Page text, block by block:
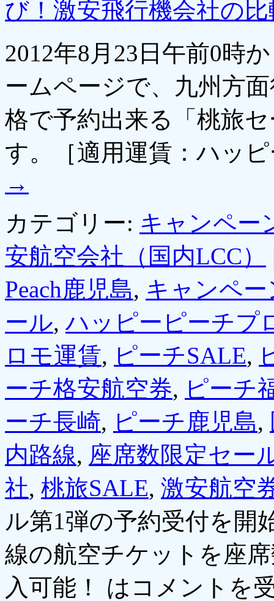
び！激安飛行機会社の
2012年8月23日午前0時
ームページで、九州方
格で予約出来る「桃旅
す。［適用運賃：ハッ
→
カテゴリー: キャンペー
安航空会社（国内LCC）
Peach鹿児島, キャンペー
ール,ハッピーピーチプ
ロモ運賃, ピーチSALE,
ーチ格安航空券, ピーチ
ーチ長崎, ピーチ鹿児島,
内路線, 座席数限定セー
社, 桃旅SALE, 激安航空
ル第1弾の予約受付を開
線の航空チケットを座
入可能！ は コメントを